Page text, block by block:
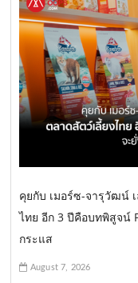
คุยกับ เมอร์ซ-จารุวัฒน์
ไทย อีก 3 ปีคือบทพิสูจน์
กระแส
August 7, 2026